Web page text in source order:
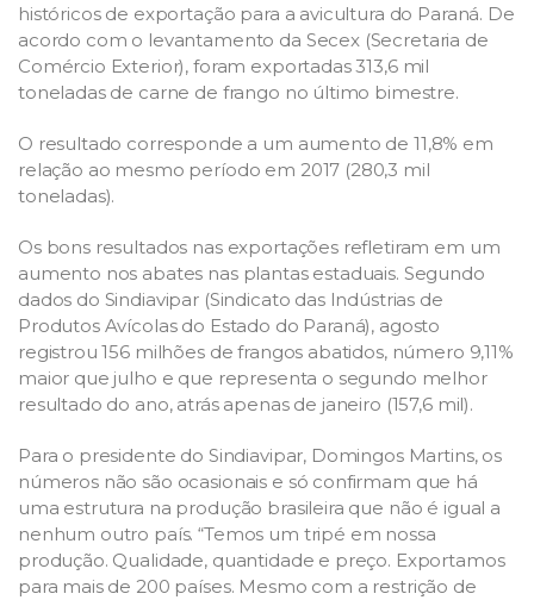
históricos de exportação para a avicultura do Paraná. De
acordo com o levantamento da Secex (Secretaria de
Comércio Exterior), foram exportadas 313,6 mil
toneladas de carne de frango no último bimestre.
O resultado corresponde a um aumento de 11,8% em
relação ao mesmo período em 2017 (280,3 mil
toneladas).
Os bons resultados nas exportações refletiram em um
aumento nos abates nas plantas estaduais. Segundo
dados do Sindiavipar (Sindicato das Indústrias de
Produtos Avícolas do Estado do Paraná), agosto
registrou 156 milhões de frangos abatidos, número 9,11%
maior que julho e que representa o segundo melhor
resultado do ano, atrás apenas de janeiro (157,6 mil).
Para o presidente do Sindiavipar, Domingos Martins, os
números não são ocasionais e só confirmam que há
uma estrutura na produção brasileira que não é igual a
nenhum outro país. “Temos um tripé em nossa
produção. Qualidade, quantidade e preço. Exportamos
para mais de 200 países. Mesmo com a restrição de